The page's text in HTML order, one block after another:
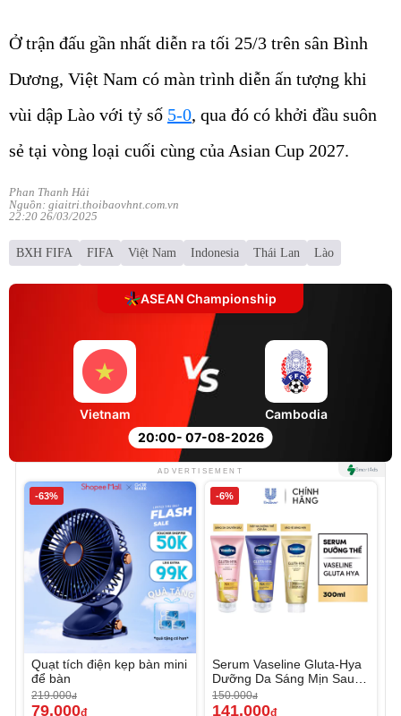
Ở trận đấu gần nhất diễn ra tối 25/3 trên sân Bình
Dương, Việt Nam có màn trình diễn ấn tượng khi
vùi dập Lào với tỷ số 5-0, qua đó có khởi đầu suôn
sẻ tại vòng loại cuối cùng của Asian Cup 2027.
Phan Thanh Hải
Nguồn: giaitri.thoibaovhnt.com.vn
22:20 26/03/2025
BXH FIFA FIFA Việt Nam Indonesia Thái Lan Lào
ASEAN Championship
20:00- 07-08-2026
Vietnam Cambodia
ADVERTISEMENT
-63%
Quạt tích điện kẹp bàn mini
để bàn
219.000đ
79.000đ
-6%
Serum Vaseline Gluta-Hya
Dưỡng Da Sáng Mịn Sau 7
Ngày
150.000đ
141.000đ